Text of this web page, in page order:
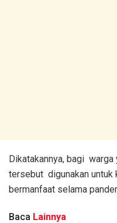
Dikatakannya, bagi warga
tersebut digunakan untuk
bermanfaat selama
Baca Lainnya